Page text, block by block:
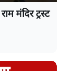
मंदिर ट्रस्ट